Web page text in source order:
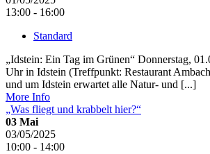
13:00 - 16:00
Standard
„Idstein: Ein Tag im Grünen“ Donnerstag,
Uhr in Idstein (Treffpunkt: Restaurant
und um Idstein erwartet alle Natur- und [...]
More Info
„Was fliegt und krabbelt hier?“
03 Mai
03/05/2025
10:00 - 14:00